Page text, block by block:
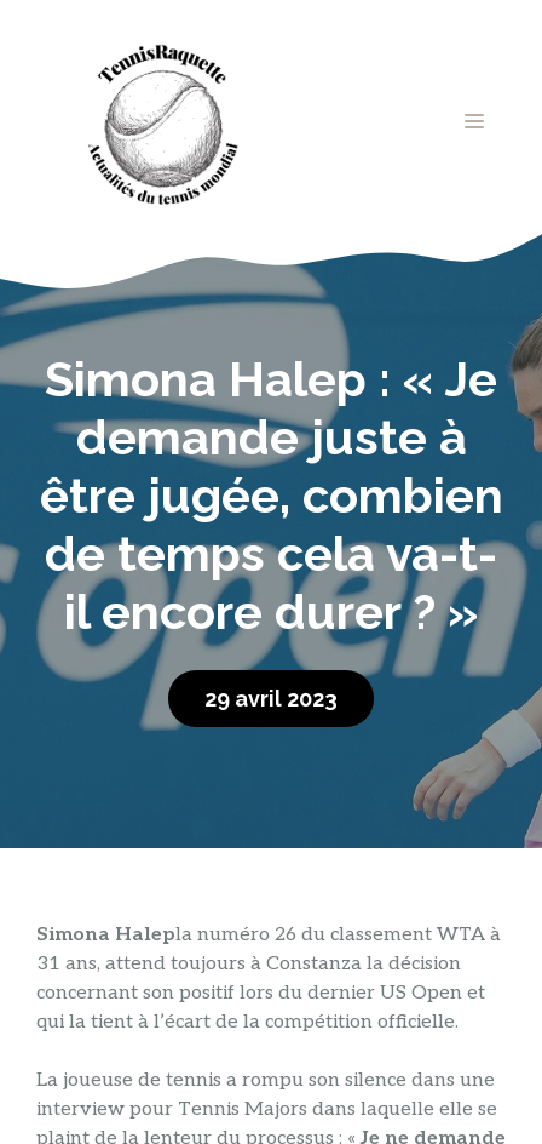
MENU
Simona Halep : « Je
demande juste à
être jugée, combien
de temps cela va-t-
il encore durer ? »
29 avril 2023
Simona Halepla numéro 26 du classement WTA à
31 ans, attend toujours à Constanza la décision
concernant son positif lors du dernier US Open et
qui la tient à l’écart de la compétition officielle.
La joueuse de tennis a rompu son silence dans une
interview pour Tennis Majors dans laquelle elle se
plaint de la lenteur du processus : «Je ne demande